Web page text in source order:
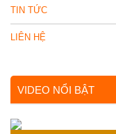
TIN TỨC
LIÊN HỆ
VIDEO NỔI BẬT